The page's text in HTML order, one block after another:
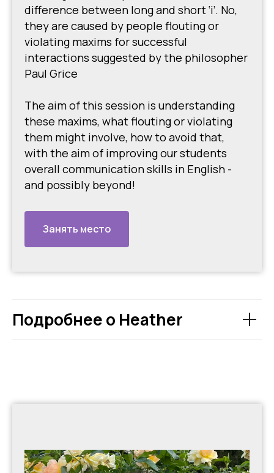
difference between long and short ‘i’. No,
they are caused by people flouting or
violating maxims for successful
interactions suggested by the philosopher
Paul Grice
The aim of this session is understanding
these maxims, what flouting or violating
them might involve, how to avoid that,
with the aim of improving our students
overall communication skills in English -
and possibly beyond!
Занять место
Подробнее о Heather